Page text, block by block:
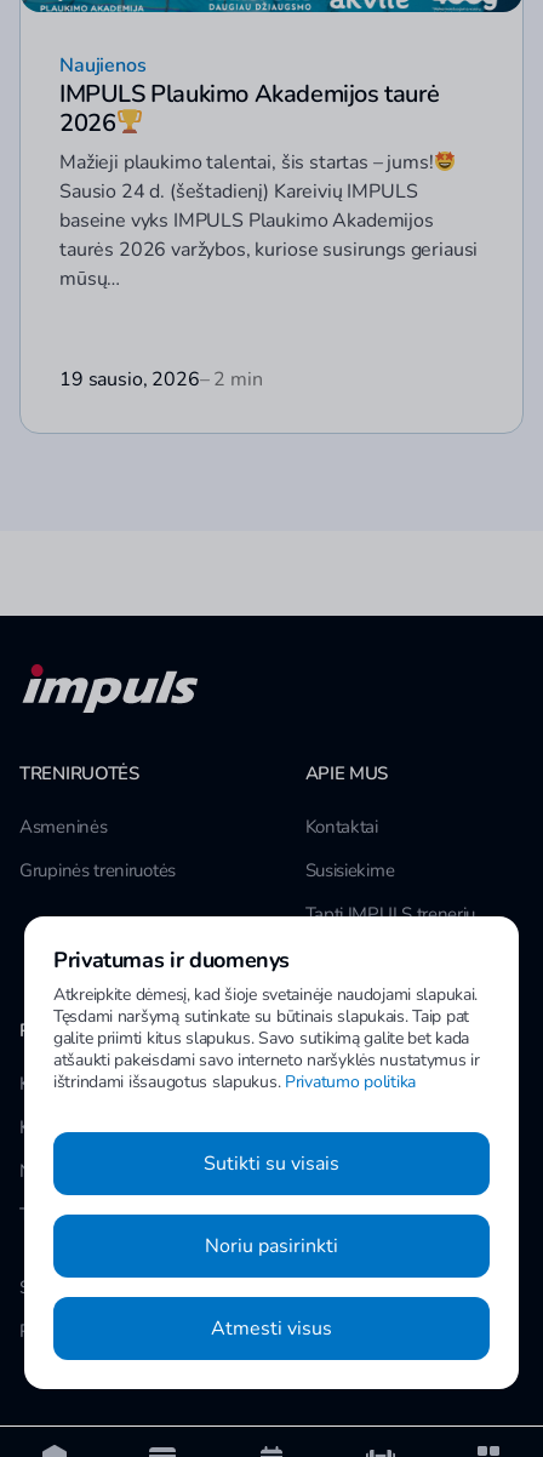
Naujienos
IMPULS Plaukimo Akademijos taurė
2026
Mažieji plaukimo talentai, šis startas – jums!
Sausio 24 d. (šeštadienį) Kareivių IMPULS
baseine vyks IMPULS Plaukimo Akademijos
taurės 2026 varžybos, kuriose susirungs geriausi
mūsų…
19 sausio, 2026– 2 min
© 2026 UAB „Impuls LTU“ Kareivių g. 14, Vilnius
TRENIRUOTĖS
Asmeninės
Grupinės treniruotės
APIE MUS
Kontaktai
Susisiekime
Tapti IMPULS treneriu
PAPILDOMA INFORMACIJA
Klubai
Kainos
Naujienos
Taisyklės
MANO IMPULS
Facebook
Instagram
Slapukų nustatymai
Privatumo politika
Privatumas ir duomenys
Atkreipkite dėmesį, kad šioje svetainėje naudojami slapukai.
Tęsdami naršymą sutinkate su būtinais slapukais. Taip pat
galite priimti kitus slapukus. Savo sutikimą galite bet kada
atšaukti pakeisdami savo interneto naršyklės nustatymus ir
ištrindami išsaugotus slapukus. Privatumo politika
Sutikti su visais
Noriu pasirinkti
Atmesti visus